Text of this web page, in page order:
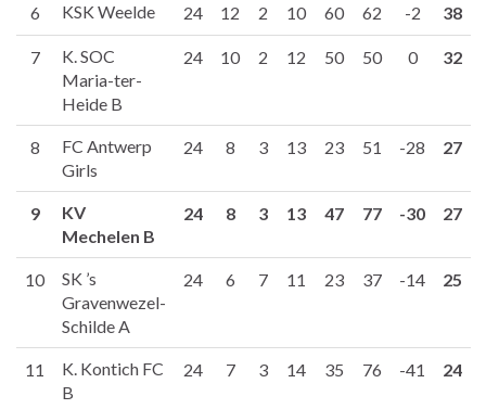
6 KSK Weelde 24 12 2 10 60 62 -2 38
7
K. SOC
Maria-ter-
Heide B
24 10 2 12 50 50 0 32
8
FC Antwerp
Girls
24 8 3 13 23 51 -28 27
9
KV
Mechelen B
24 8 3 13 47 77 -30 27
10
SK ’s
Gravenwezel-
Schilde A
24 6 7 11 23 37 -14 25
11
K. Kontich FC
B
24 7 3 14 35 76 -41 24